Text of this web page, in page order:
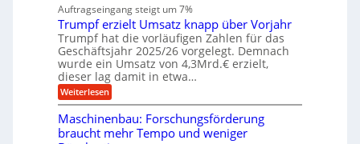
e
n
b
a
u
a
u
f
e
n
f
ü
h
r
u
n
g
e
n
B
r
t
u
n
g
s
f
r
e
e
s
Auftragseingang steigt um 7%
Trumpf erzielt Umsatz knapp über Vorjahr
Trumpf hat die vorläufigen Zahlen für das
Geschäftsjahr 2025/26 vorgelegt. Demnach
wurde ein Umsatz von 4,3Mrd.€ erzielt,
dieser lag damit in etwa…
Weiterlesen:
T
u
m
Maschinenbau: Forschungsförderung
braucht mehr Tempo und weniger